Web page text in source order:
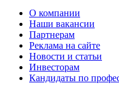
О компании
Наши вакансии
Партнерам
Реклама на сайте
Новости и статьи
Инвесторам
Кандидаты по